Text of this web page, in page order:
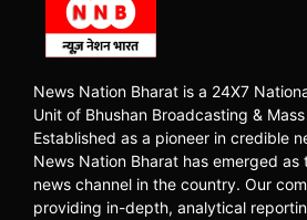
News Nation Bharat is a 24X7
Unit of Bhushan Broadcasting &
Established as a pioneer in credible
News Nation Bharat has emerged
news channel in the country. Our
providing in-depth, analytical